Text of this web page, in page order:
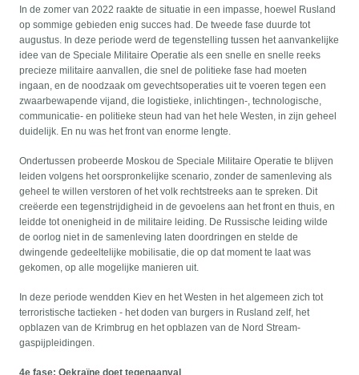
In de zomer van 2022 raakte de situatie in een impasse, hoewel Rusland
op sommige gebieden enig succes had. De tweede fase duurde tot
augustus. In deze periode werd de tegenstelling tussen het aanvankelijke
idee van de Speciale Militaire Operatie als een snelle en snelle reeks
precieze militaire aanvallen, die snel de politieke fase had moeten
ingaan, en de noodzaak om gevechtsoperaties uit te voeren tegen een
zwaarbewapende vijand, die logistieke, inlichtingen-, technologische,
communicatie- en politieke steun had van het hele Westen, in zijn geheel
duidelijk. En nu was het front van enorme lengte.
Ondertussen probeerde Moskou de Speciale Militaire Operatie te blijven
leiden volgens het oorspronkelijke scenario, zonder de samenleving als
geheel te willen verstoren of het volk rechtstreeks aan te spreken. Dit
creëerde een tegenstrijdigheid in de gevoelens aan het front en thuis, en
leidde tot onenigheid in de militaire leiding. De Russische leiding wilde
de oorlog niet in de samenleving laten doordringen en stelde de
dwingende gedeeltelijke mobilisatie, die op dat moment te laat was
gekomen, op alle mogelijke manieren uit.
In deze periode wendden Kiev en het Westen in het algemeen zich tot
terroristische tactieken - het doden van burgers in Rusland zelf, het
opblazen van de Krimbrug en het opblazen van de Nord Stream-
gaspijpleidingen.
4e fase: Oekraïne doet tegenaanval